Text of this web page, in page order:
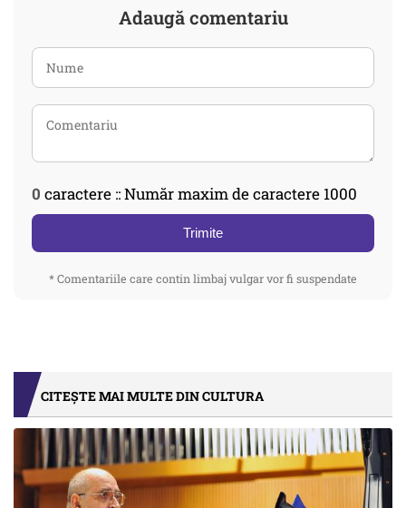
Adaugă comentariu
0 caractere :: Număr maxim de caractere 1000
Trimite
* Comentariile care contin limbaj vulgar vor fi suspendate
CITEȘTE MAI MULTE DIN CULTURA